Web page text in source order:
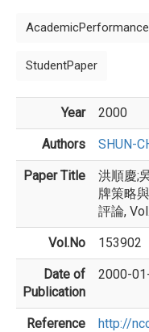
AcademicPerformance
StudentPaper
Year 2000
Authors SHUN-
Paper Title
洪順慶;
牌策略
評論,
Vol.No 153902
Date of
Publication
2000-
Reference
http://